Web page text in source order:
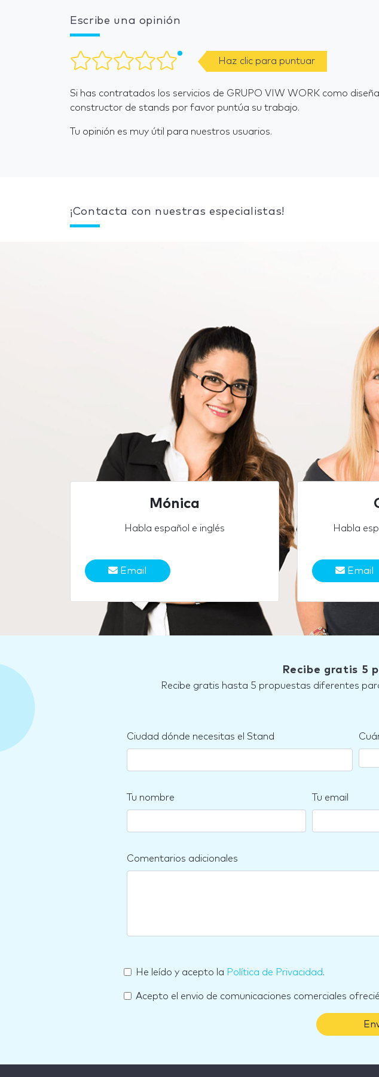
Escribe una opinión
Haz clic para puntuar
Si has contratados los servicios de GRUPO VIW WORK como
constructor de stands por favor puntúa su trabajo.
Tu opinión es muy útil para nuestros usuarios.
¡Contacta con nuestras especialistas!
Mónica
Habla español e inglés
Email
Habla
Email
Recibe gratis 5
Recibe gratis hasta 5 propuestas diferentes
Ciudad dónde necesitas el Stand
Tu nombre Tu email
Comentarios adicionales
He leído y acepto la Política de Privacidad.
Acepto el envio de comunicaciones comerciales